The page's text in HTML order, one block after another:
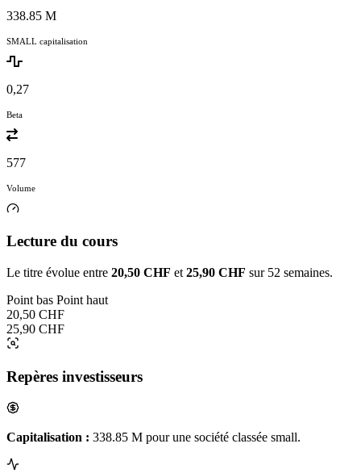
338.85 M
SMALL capitalisation
0,27
Beta
577
Volume
Lecture du cours
Le titre évolue entre 20,50 CHF et 25,90 CHF sur 52 semaines.
Point bas Point haut
20,50 CHF
25,90 CHF
Repères investisseurs
Capitalisation : 338.85 M pour une société classée small.